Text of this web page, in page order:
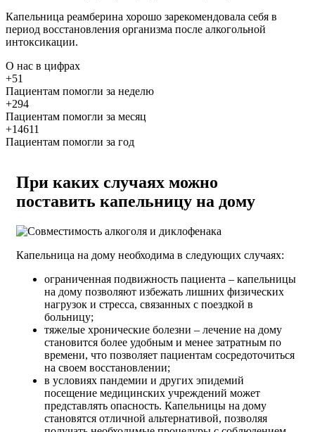
Капельница реамберина хорошо зарекомендовала себя в
период восстановления организма после алкогольной
интоксикации.
О нас в цифрах
+51
Пациентам помогли за неделю
+294
Пациентам помогли за месяц
+14611
Пациентам помогли за год
При каких случаях можно
поставить капельницу на дому
Капельница на дому необходима в следующих случаях:
ограниченная подвижность пациента – капельницы
на дому позволяют избежать лишних физических
нагрузок и стресса, связанных с поездкой в
больницу;
тяжелые хронические болезни – лечение на дому
становится более удобным и менее затратным по
времени, что позволяет пациентам сосредоточиться
на своем восстановлении;
в условиях пандемии и других эпидемий
посещение медицинских учреждений может
представлять опасность. Капельницы на дому
становятся отличной альтернативой, позволяя